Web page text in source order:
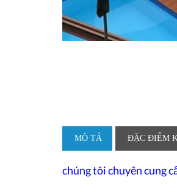
MÔ TẢ ĐẶC ĐIỂM
chúng tôi chuyên cung